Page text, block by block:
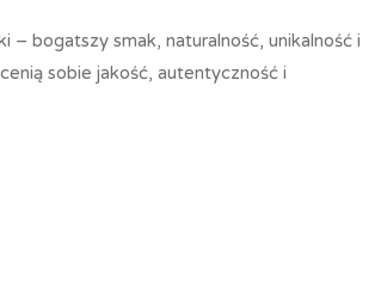
bogatszy smak, naturalność, unikalność i
sobie jakość, autentyczność i